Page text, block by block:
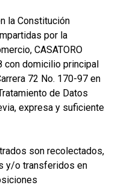
la Constitución
por la
CASATORO
con domicilio principal
72 No. 170-97 en
de Datos
expresa y suficiente
son recolectados,
y/o transferidos en